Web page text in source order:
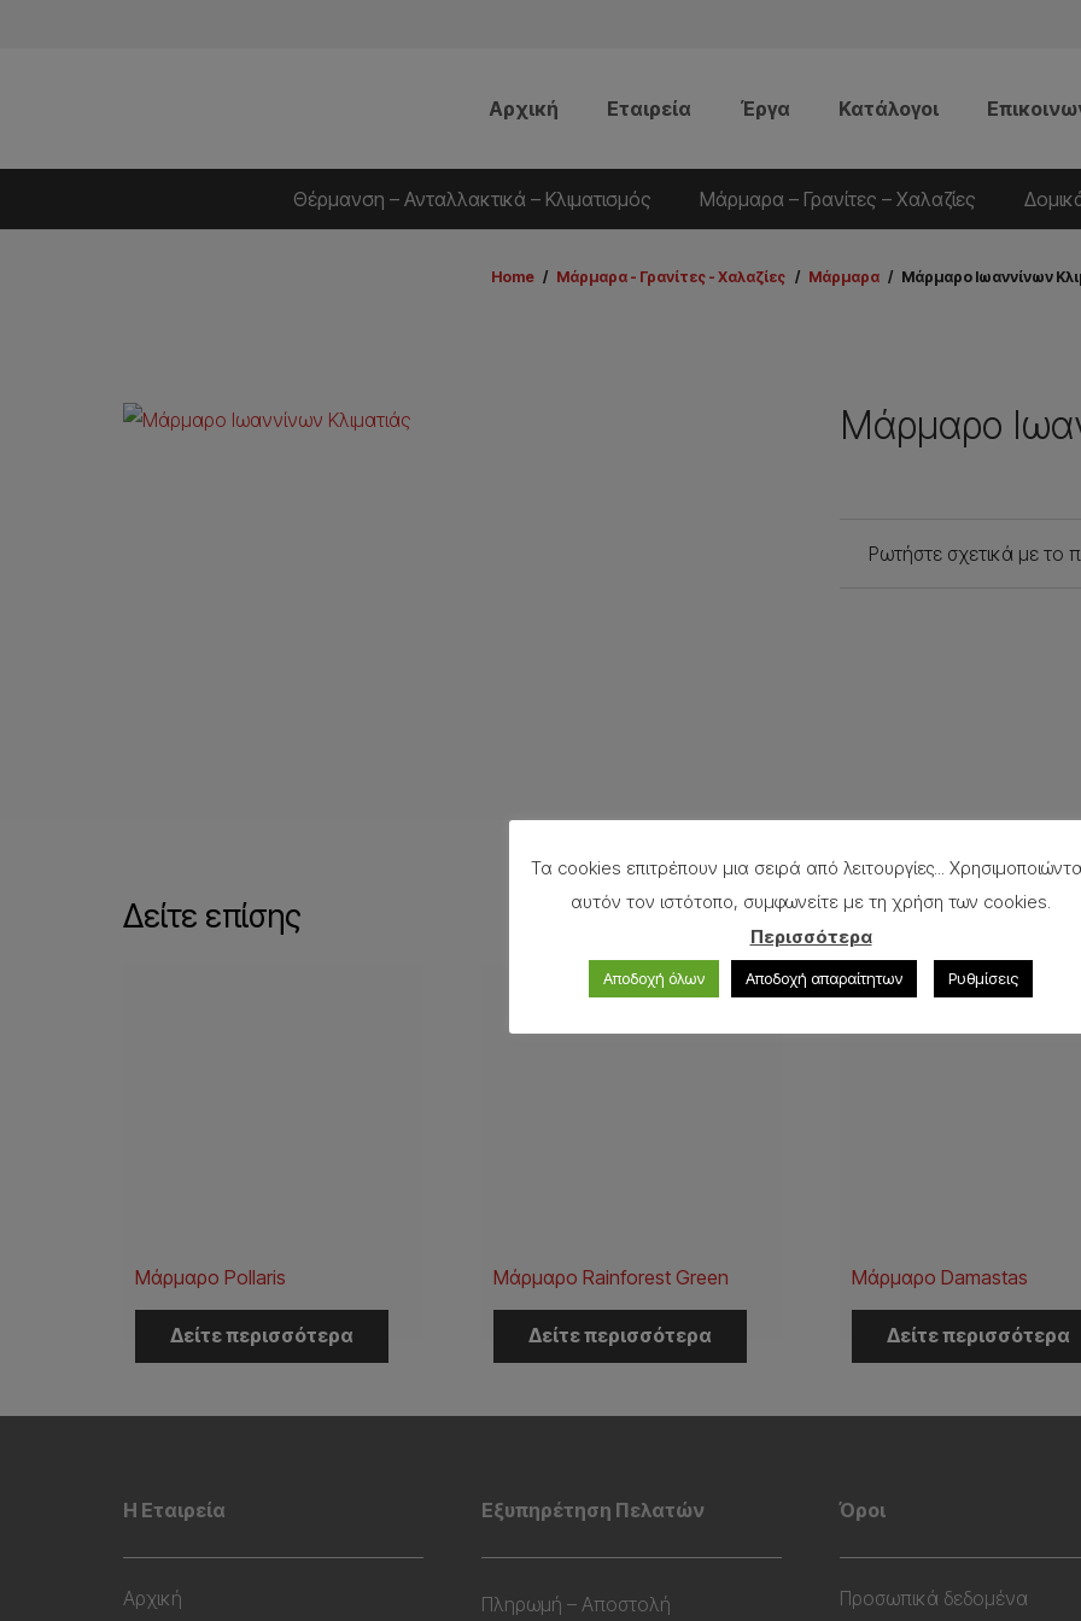
Αρχική Εταιρεία Έργα Κατάλογοι
Θέρμανση – Ανταλλακτικά – Κλιματισμός Μάρμαρα – Γρανίτες – Χαλαζίες
Home / Μάρμαρα - Γρανίτες - Χαλαζίες / Μάρμαρα / Μάρμαρο Ιωαννίνων
Μάρμαρο
Ρωτήστε σχετικά με το
Δείτε επίσης
Μάρμαρο Pollaris
Δείτε περισσότερα
Μάρμαρο Rainforest Green
Δείτε περισσότερα
Μάρμαρο Damastas
Δείτε περισσότερα
Η Εταιρεία
Αρχική
Εξυπηρέτηση Πελατών
Πληρωμή – Αποστολή
Όροι
Προσωπικά δεδομένα
Τα cookies επιτρέπουν μια σειρά από λειτουργίες...
αυτόν τον ιστότοπο, συμφωνείτε με τη χρήση των cookies.
Περισσότερα
Αποδοχή όλων Αποδοχή απαραίτητων Ρυθμίσεις